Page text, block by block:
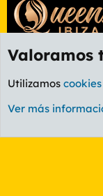
Valoramos
Utilizamos cookies
Ver más